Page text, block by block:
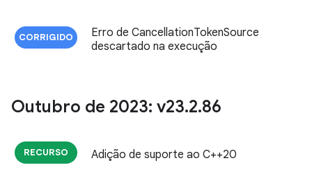
CORRIGIDO
Erro de CancellationTokenSource
descartado na execução
Outubro de 2023: v23.2.86
RECURSO Adição de suporte ao C++20